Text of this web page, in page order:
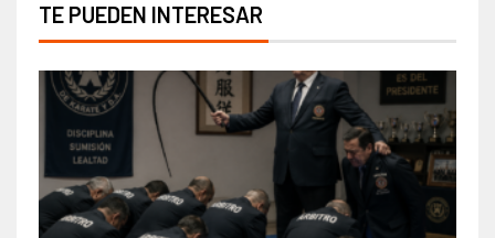
TE PUEDEN INTERESAR